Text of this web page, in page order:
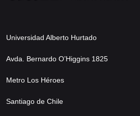
Universidad Alberto Hurtado
Avda. Bernardo O’Higgins 1825
Metro Los Héroes
Santiago de Chile